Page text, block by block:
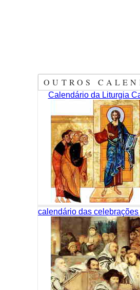
OUTROS
Calendário da Liturgia
calendário das